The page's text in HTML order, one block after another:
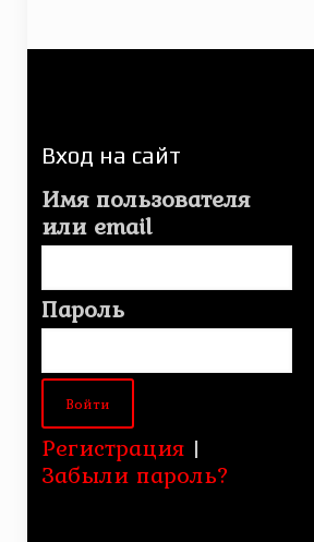
Вход на сайт
Имя пользователя
или email
Пароль
Регистрация |
Забыли пароль?